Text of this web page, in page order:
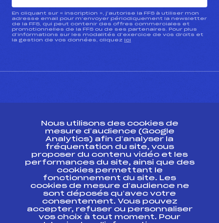
En cliquant sur « inscription », j’autorise la FFS à utiliser mon
adresse email pour m’envoyer périodiquement la newsletter
de la FFS, qui peut contenir des offres commerciales et
promotionnelles de la FFS ou de ses partenaires. Pour plus
d’informations sur les modalités d’exercice de vos droits et
la gestion de vos données, cliquez ici
ESPACE PRESSE
Ressources
Pass’Neige
Projet sportif fédéral
Projet de performance fédéral
Antidopage
Pôle Développement, Formation, Suivi
Scientifique
Nous utilisons des cookies de
mesure d’audience (Google
Analytics) afin d’analyser la
fréquentation du site, vous
proposer du contenu vidéo et les
performances du site, ainsi que des
cookies permettant le
fonctionnement du site. Les
cookies de mesure d’audience ne
sont déposés qu’avec votre
consentement. Vous pouvez
accepter, refuser ou personnaliser
vos choix à tout moment. Pour